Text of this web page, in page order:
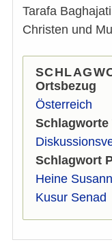
Tarafa
Christen und
Ortsbezug
Österreich
Schlagworte
Schlagwort
Heine
Kusur Senad